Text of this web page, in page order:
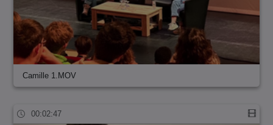
Camille 1.MOV
00:02:47